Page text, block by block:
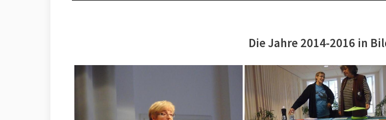
Die Jahre 2014-2016 in